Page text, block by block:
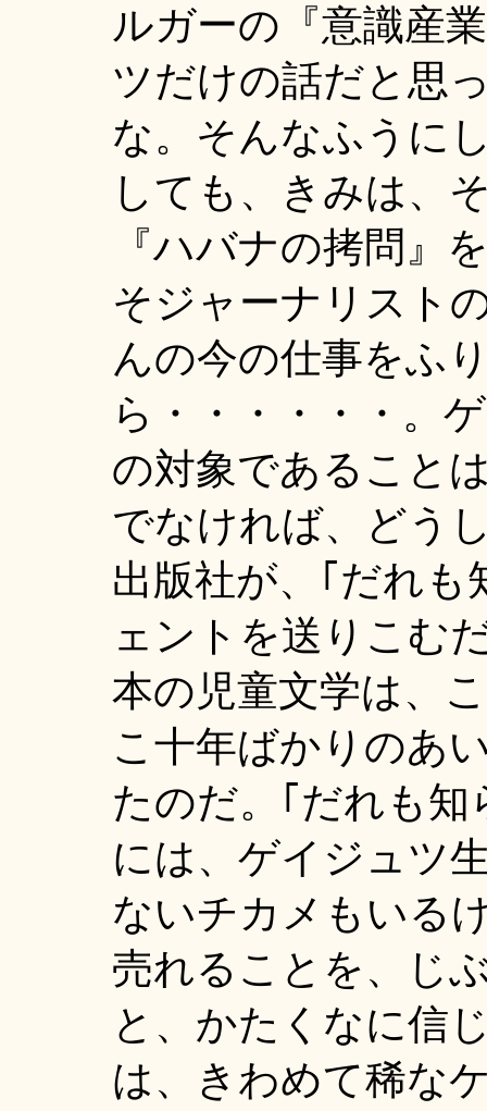
ルガーの『意識産
ツだけの話だと思
な。そんなふうに
しても、きみは、
『ハバナの拷問』
そジャーナリスト
んの今の仕事をふ
ら・・・・・・。
の対象であること
でなければ、どう
出版社が、｢だれ
ェントを送りこむ
本の児童文学は、
こ十年ばかりのあ
たのだ。｢だれも
には、ゲイジュツ
ないチカメもいる
売れることを、じ
と、かたくなに信
は、きわめて稀な